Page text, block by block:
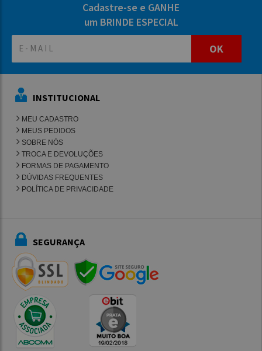
Cadastre-se e GANHE
um BRINDE ESPECIAL
OK
INSTITUCIONAL
MEU CADASTRO
MEUS PEDIDOS
SOBRE NÓS
TROCA E DEVOLUÇÕES
FORMAS DE PAGAMENTO
DÚVIDAS FREQUENTES
POLÍTICA DE PRIVACIDADE
SEGURANÇA